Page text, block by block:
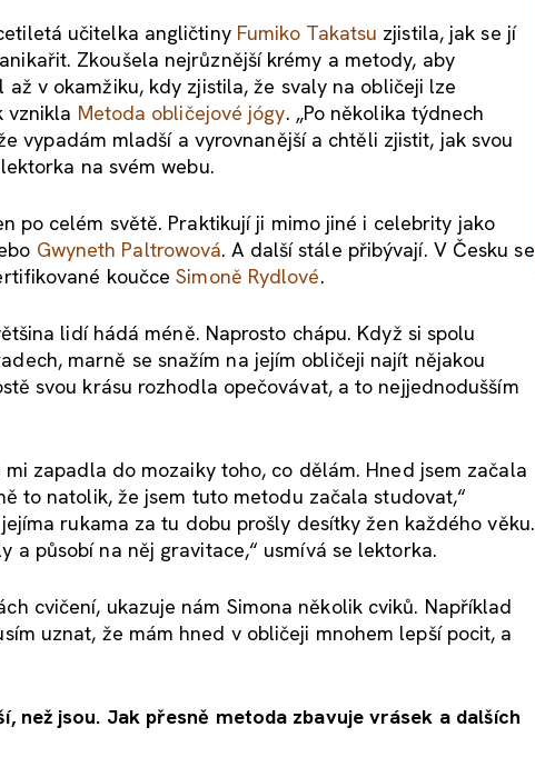
učitelka angličtiny Fumiko Takatsu zjistila, jak se jí
Zkoušela nejrůznější krémy a metody, aby
v okamžiku, kdy zjistila, že svaly na obličeji lze
vznikla Metoda obličejové jógy. „Po několika týdnech
vypadám mladší a vyrovnanější a chtěli zjistit, jak svou
na svém webu.
po celém světě. Praktikují ji mimo jiné i celebrity jako
Gwyneth Paltrowová. A další stále přibývají. V Česku se
koučceSimoně Rydlové.
lidí hádá méně. Naprosto chápu. Když si spolu
marně se snažím na jejím obličeji najít nějakou
svou krásu rozhodla opečovávat, a to nejjednodušším
zapadla do mozaiky toho, co dělám. Hned jsem začala
to natolik, že jsem tuto metodu začala studovat,“
rukama za tu dobu prošly desítky žen každého věku.
a působí na něj gravitace,“ usmívá se lektorka.
cvičení, ukazuje nám Simona několik cviků. Například
uznat, že mám hned v obličeji mnohem lepší pocit, a
než jsou. Jak přesně metoda zbavuje vrásek a dalších